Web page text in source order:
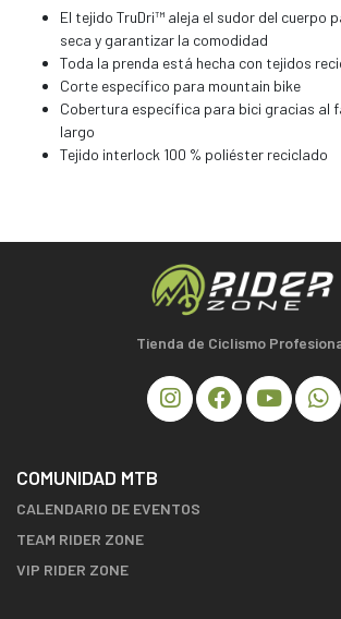
El tejido TruDri™ aleja el sudor del cuerpo
seca y garantizar la comodidad
Toda la prenda está hecha con tejidos
Corte específico para mountain bike
Cobertura específica para bici gracias al
largo
Tejido interlock 100 % poliéster reciclado
Tienda de Ciclismo
COMUNIDAD MTB
CALENDARIO DE EVENTOS
TEAM RIDER ZONE
VIP RIDER ZONE